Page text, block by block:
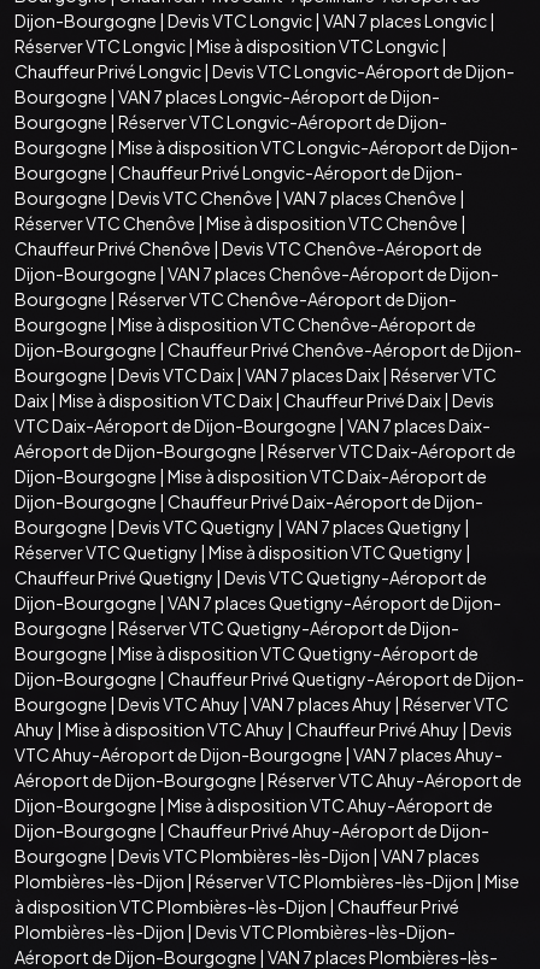
Dijon-Bourgogne | Devis VTC Longvic| VAN 7 places Longvic|
Réserver VTC Longvic| Mise à disposition VTC Longvic|
Chauffeur Privé Longvic| Devis VTC Longvic-Aéroport de Dijon-
Bourgogne | VAN 7 places Longvic-Aéroport de Dijon-
Bourgogne | Réserver VTC Longvic-Aéroport de Dijon-
Bourgogne | Mise à disposition VTC Longvic-Aéroport de Dijon-
Bourgogne | Chauffeur Privé Longvic-Aéroport de Dijon-
Bourgogne | Devis VTC Chenôve | VAN 7 places Chenôve |
Réserver VTC Chenôve | Mise à disposition VTC Chenôve |
Chauffeur Privé Chenôve | Devis VTC Chenôve-Aéroport de
Dijon-Bourgogne | VAN 7 places Chenôve-Aéroport de Dijon-
Bourgogne | Réserver VTC Chenôve-Aéroport de Dijon-
Bourgogne | Mise à disposition VTC Chenôve-Aéroport de
Dijon-Bourgogne | Chauffeur Privé Chenôve-Aéroport de Dijon-
Bourgogne | Devis VTC Daix| VAN 7 places Daix| Réserver VTC
Daix| Mise à disposition VTC Daix| Chauffeur Privé Daix| Devis
VTC Daix-Aéroport de Dijon-Bourgogne | VAN 7 places Daix-
Aéroport de Dijon-Bourgogne | Réserver VTC Daix-Aéroport de
Dijon-Bourgogne | Mise à disposition VTC Daix-Aéroport de
Dijon-Bourgogne | Chauffeur Privé Daix-Aéroport de Dijon-
Bourgogne | Devis VTC Quetigny | VAN 7 places Quetigny |
Réserver VTC Quetigny | Mise à disposition VTC Quetigny |
Chauffeur Privé Quetigny | Devis VTC Quetigny-Aéroport de
Dijon-Bourgogne | VAN 7 places Quetigny-Aéroport de Dijon-
Bourgogne | Réserver VTC Quetigny-Aéroport de Dijon-
Bourgogne | Mise à disposition VTC Quetigny-Aéroport de
Dijon-Bourgogne | Chauffeur Privé Quetigny-Aéroport de Dijon-
Bourgogne | Devis VTC Ahuy | VAN 7 places Ahuy | Réserver VTC
Ahuy | Mise à disposition VTC Ahuy | Chauffeur Privé Ahuy | Devis
VTC Ahuy-Aéroport de Dijon-Bourgogne | VAN 7 places Ahuy-
Aéroport de Dijon-Bourgogne | Réserver VTC Ahuy-Aéroport de
Dijon-Bourgogne | Mise à disposition VTC Ahuy-Aéroport de
Dijon-Bourgogne | Chauffeur Privé Ahuy-Aéroport de Dijon-
Bourgogne | Devis VTC Plombières-lès-Dijon | VAN 7 places
Plombières-lès-Dijon | Réserver VTC Plombières-lès-Dijon | Mise
à disposition VTC Plombières-lès-Dijon | Chauffeur Privé
Plombières-lès-Dijon | Devis VTC Plombières-lès-Dijon-
Aéroport de Dijon-Bourgogne | VAN 7 places Plombières-lès-